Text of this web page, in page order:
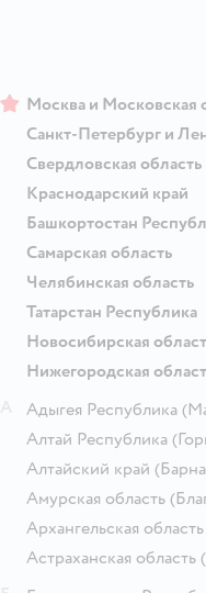
Москва и Московская
Санкт-Петербург и
Свердловская область
Краснодарский край
Башкортостан
Самарская область
Челябинская область
Татарстан Республика
Новосибирская
Нижегородская
Адыгея Республика
Алтай Республика
Алтайский край
Амурская область
Архангельская область
Астраханская область